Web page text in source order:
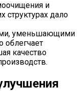
и
структурах дало
уменьшающими
облегчает
качество